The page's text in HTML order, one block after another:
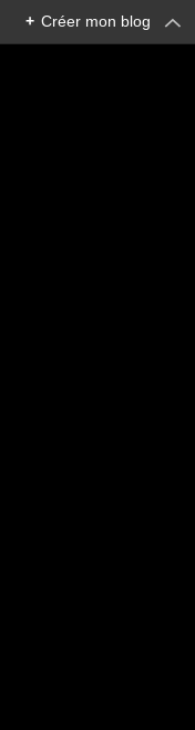
+ Créer mon blog